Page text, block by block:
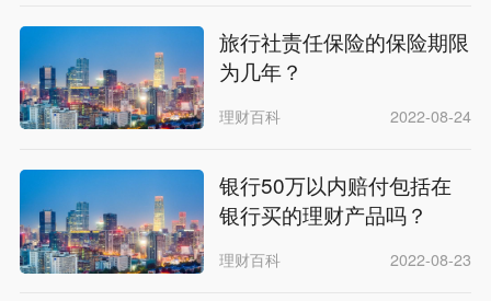
旅行社责任保险的保险期限
为几年？
理财百科 2022-08-24
银行50万以内赔付包括在
银行买的理财产品吗？
理财百科 2022-08-23